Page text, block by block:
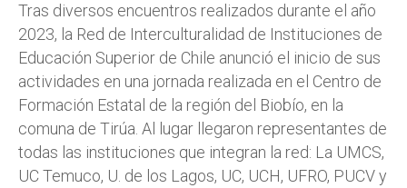
Tras diversos encuentros realizados durante el año
2023, la Red de Interculturalidad de Instituciones de
Educación Superior de Chile anunció el inicio de sus
actividades en una jornada realizada en el Centro de
Formación Estatal de la región del Biobío, en la
comuna de Tirúa. Al lugar llegaron representantes de
todas las instituciones que integran la red: La UMCS,
UC Temuco, U. de los Lagos, UC, UCH, UFRO, PUCV y